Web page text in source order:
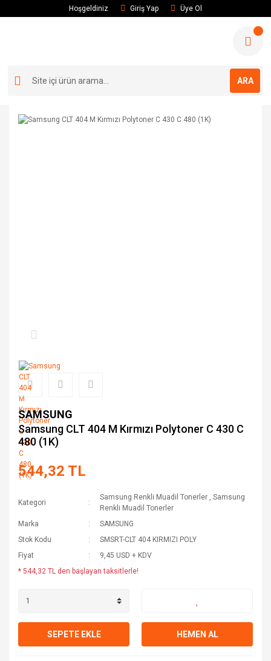
Hoşgeldiniz Giriş Yap Üye Ol
ARA
SAMSUNG
Samsung CLT 404 M Kırmızı Polytoner C 430 C
480 (1K)
544,32 TL
Kategori
Samsung Renkli Muadil Tonerler ,Samsung
Renkli Muadil Tonerler
Marka
SAMSUNG
Stok Kodu
SMSRT-CLT 404 KIRMIZI POLY
Fiyat
9,45 USD + KDV
* 544,32 TL den başlayan taksitlerle!
SEPETE EKLE HEMEN AL